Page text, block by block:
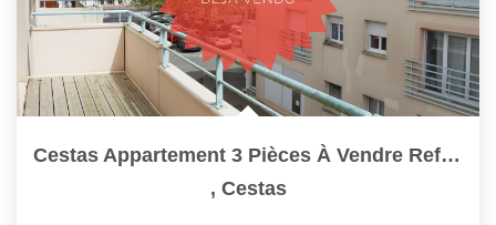
Cestas Appartement 3 Pièces À Vendre Ref 2158
, Cestas